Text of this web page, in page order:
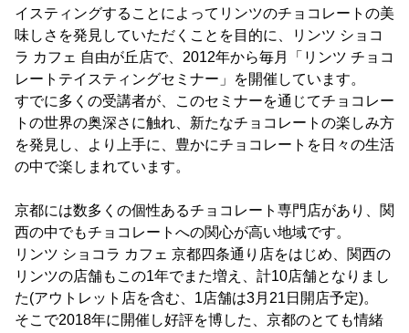
イスティングすることによってリンツのチョコレートの美
味しさを発見していただくことを目的に、リンツ ショコ
ラ カフェ 自由が丘店で、2012年から毎月「リンツ チョコ
レートテイスティングセミナー」を開催しています。
すでに多くの受講者が、このセミナーを通じてチョコレー
トの世界の奥深さに触れ、新たなチョコレートの楽しみ方
を発見し、より上手に、豊かにチョコレートを日々の生活
の中で楽しまれています。
京都には数多くの個性あるチョコレート専門店があり、関
西の中でもチョコレートへの関心が高い地域です。
リンツ ショコラ カフェ 京都四条通り店をはじめ、関西の
リンツの店舗もこの1年でまた増え、計10店舗となりまし
た(アウトレット店を含む、1店舗は3月21日開店予定)。
そこで2018年に開催し好評を博した、京都のとても情緒